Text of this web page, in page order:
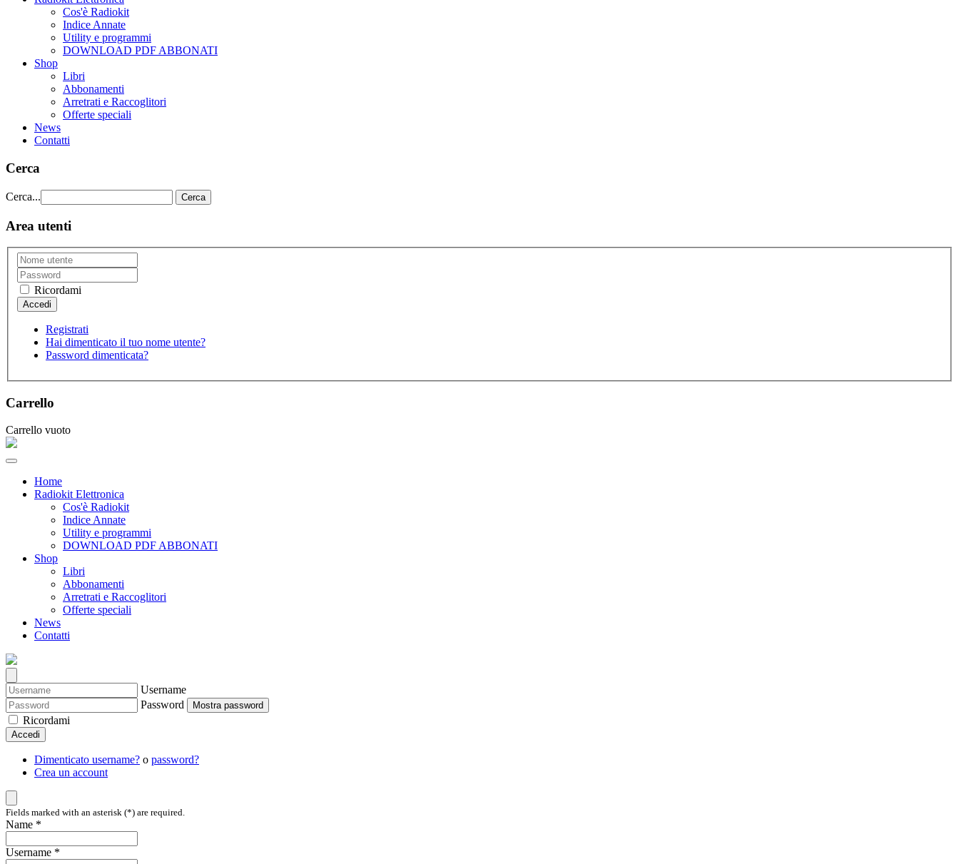
Cos'è Radiokit
Indice Annate
Utility e programmi
DOWNLOAD PDF ABBONATI
Shop
Libri
Abbonamenti
Arretrati e Raccoglitori
Offerte speciali
News
Contatti
Cerca
Cerca... Cerca
Area utenti
Ricordami
Registrati
Hai dimenticato il tuo nome utente?
Password dimenticata?
Carrello
Carrello vuoto
Home
Radiokit Elettronica
Cos'è Radiokit
Indice Annate
Utility e programmi
DOWNLOAD PDF ABBONATI
Shop
Libri
Abbonamenti
Arretrati e Raccoglitori
Offerte speciali
News
Contatti
Username
Password
Mostra password
Ricordami
Accedi
Dimenticato username? o password?
Crea un account
Fields marked with an asterisk (*) are required.
Name *
Username *